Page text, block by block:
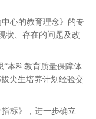
心的教育理念》的专
状、存在的问题及改
“本科教育质量保障体
尖生培养计划经验交
标》，进一步确立